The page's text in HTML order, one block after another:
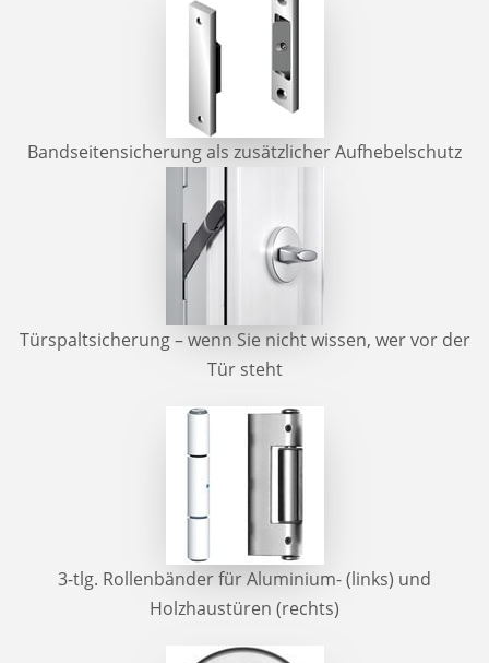
Bandseitensicherung als zusätzlicher Aufhebelschutz
Türspaltsicherung – wenn Sie nicht wissen, wer vor der
Tür steht
3-tlg. Rollenbänder für Aluminium- (links) und
Holzhaustüren (rechts)